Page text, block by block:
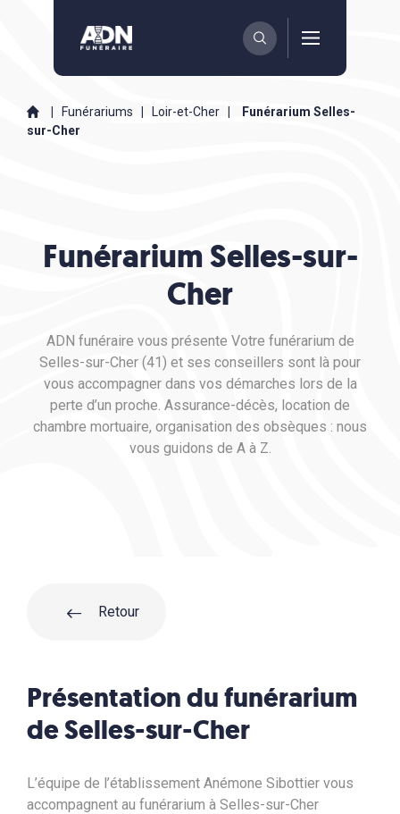
Funérariums Loir-et-Cher
Funérarium Selles-
sur-Cher
Funérarium Selles-sur-
Cher
ADN funéraire vous présente Votre funérarium de
Selles-sur-Cher (41) et ses conseillers sont là pour
vous accompagner dans vos démarches lors de la
perte d’un proche. Assurance-décès, location de
chambre mortuaire, organisation des obsèques : nous
vous guidons de A à Z.
Retour
Présentation du funérarium
de Selles-sur-Cher
L’équipe de l’établissement Anémone Sibottier vous
accompagnent au funérarium à Selles-sur-Cher